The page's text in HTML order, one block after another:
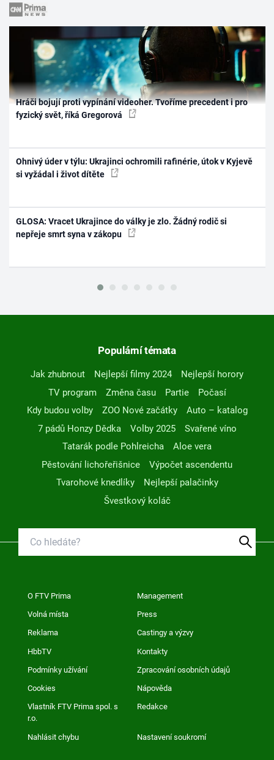
Hráči bojují proti vypínání videoher. Tvoříme precedent i pro
fyzický svět, říká Gregorová
Ohnivý úder v týlu: Ukrajinci ochromili rafinérie, útok v Kyjevě
si vyžádal i život dítěte
GLOSA: Vracet Ukrajince do války je zlo. Žádný rodič si
nepřeje smrt syna v zákopu
Populární témata
Jak zhubnout Nejlepší filmy 2024
Nejlepší horory
TV program
Změna času Partie
Počasí
Kdy budou volby
ZOO Nové začátky
Auto – katalog
7 pádů Honzy Dědka
Volby 2025
Svařené víno
Tatarák podle Pohlreicha
Aloe vera
Pěstování lichořeřišnice
Výpočet ascendentu
Tvarohové knedlíky
Nejlepší palačinky
Švestkový koláč
O FTV Prima Management
Volná místa Press
Reklama Castingy a výzvy
HbbTV Kontakty
Podmínky užívání Zpracování osobních údajů
Cookies Nápověda
Vlastník FTV Prima spol. s
r.o.
Redakce
Nahlásit chybu Nastavení soukromí